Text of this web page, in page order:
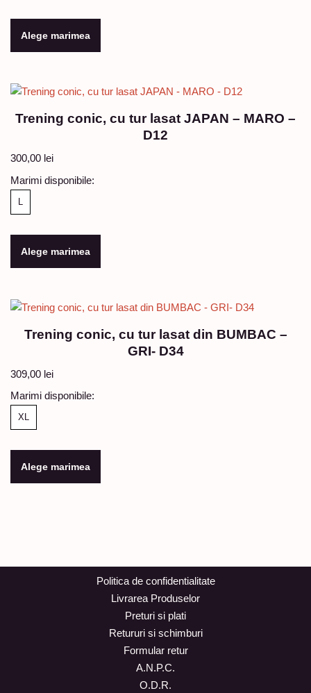
Alege marimea
Trening conic, cu tur lasat JAPAN – MARO –
D12
300,00 lei
Marimi disponibile:
L
Alege marimea
Trening conic, cu tur lasat din BUMBAC –
GRI- D34
309,00 lei
Marimi disponibile:
XL
Alege marimea
Politica de confidentialitate
Livrarea Produselor
Preturi si plati
Retururi si schimburi
Formular retur
A.N.P.C.
O.D.R.